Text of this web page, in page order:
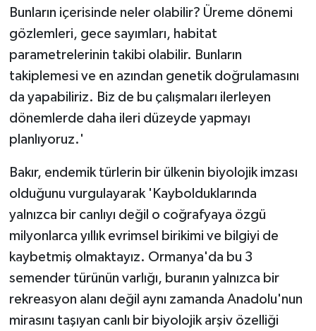
Bunların içerisinde neler olabilir? Üreme dönemi
gözlemleri, gece sayımları, habitat
parametrelerinin takibi olabilir. Bunların
takiplemesi ve en azından genetik doğrulamasını
da yapabiliriz. Biz de bu çalışmaları ilerleyen
dönemlerde daha ileri düzeyde yapmayı
planlıyoruz.'
Bakır, endemik türlerin bir ülkenin biyolojik imzası
olduğunu vurgulayarak 'Kaybolduklarında
yalnızca bir canlıyı değil o coğrafyaya özgü
milyonlarca yıllık evrimsel birikimi ve bilgiyi de
kaybetmiş olmaktayız. Ormanya'da bu 3
semender türünün varlığı, buranın yalnızca bir
rekreasyon alanı değil aynı zamanda Anadolu'nun
mirasını taşıyan canlı bir biyolojik arşiv özelliği